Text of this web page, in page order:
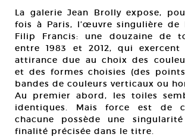
La galerie Jean Brolly expose,
fois à Paris, l’œuvre singulière de
Filip Francis: une douzaine de
entre 1983 et 2012, qui
attirance due au choix des
et des formes choisies (des
bandes de couleurs verticaux ou
Au premier abord, les toiles
identiques. Mais force est de
chacune possède une
finalité précisée dans le titre.